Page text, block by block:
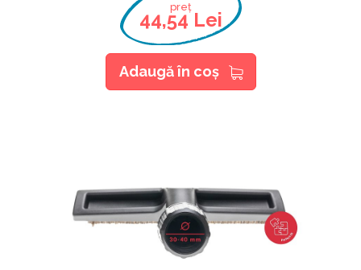
preț
44,54 Lei
Adaugă în coş